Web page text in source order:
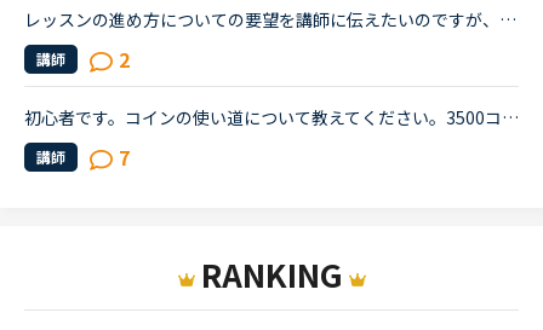
レッスンの進め方についての要望を講師に伝えたいのですが、うまく伝えられません。皆様はレッスンの最初や、最中に「ここはとばして」とか「ここはじっくりやりたい」とか伝えていますか？私はレッスンの最中に...
講師 2
初心者です。コインの使い道について教えてください。3500コインあるのですが、使い道がわかりません。有効期限があることに最近気づき、残り１ヶ月弱で期限が切れてしまいます…。使わないのでそのまま期限が切れ...
講師 7
RANKING